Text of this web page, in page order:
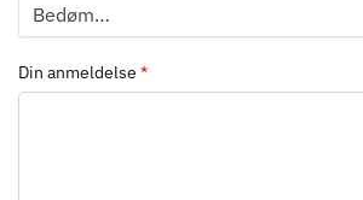
Din anmeldelse *